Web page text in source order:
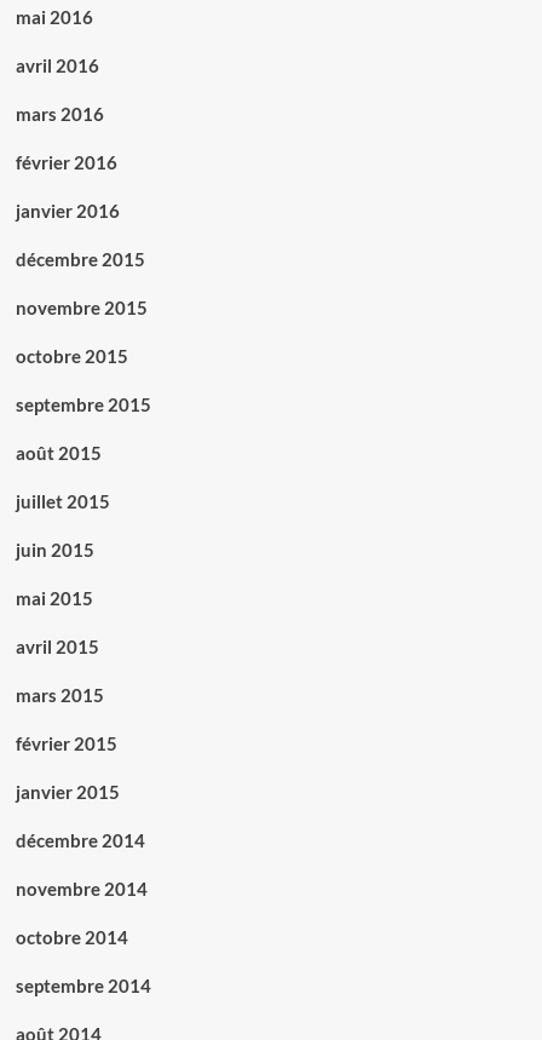
mai 2016
avril 2016
mars 2016
février 2016
janvier 2016
décembre 2015
novembre 2015
octobre 2015
septembre 2015
août 2015
juillet 2015
juin 2015
mai 2015
avril 2015
mars 2015
février 2015
janvier 2015
décembre 2014
novembre 2014
octobre 2014
septembre 2014
août 2014